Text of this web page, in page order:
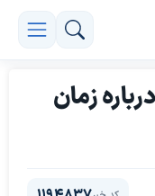
زمان